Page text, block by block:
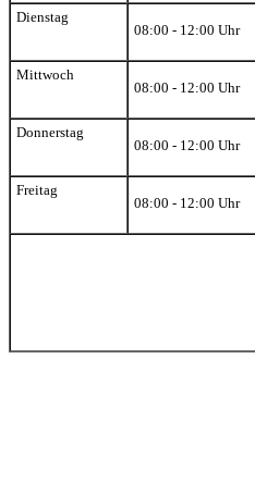
Dienstag
08:00 - 12:00 Uhr
Mittwoch
08:00 - 12:00 Uhr
Donnerstag
08:00 - 12:00 Uhr
Freitag
08:00 - 12:00 Uhr